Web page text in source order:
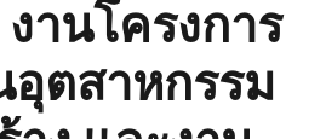
านโครงการ
ตสาหกรรม